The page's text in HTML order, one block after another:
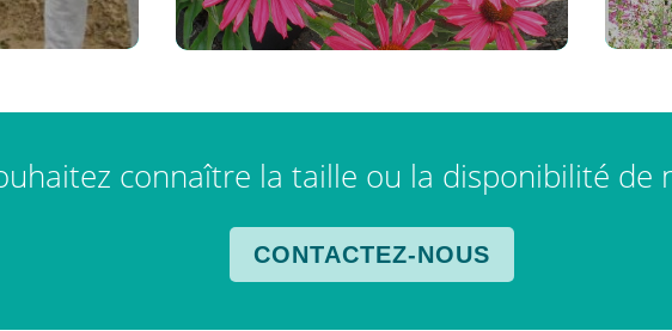
connaître la taille ou la disponibilité de
CONTACTEZ-NOUS